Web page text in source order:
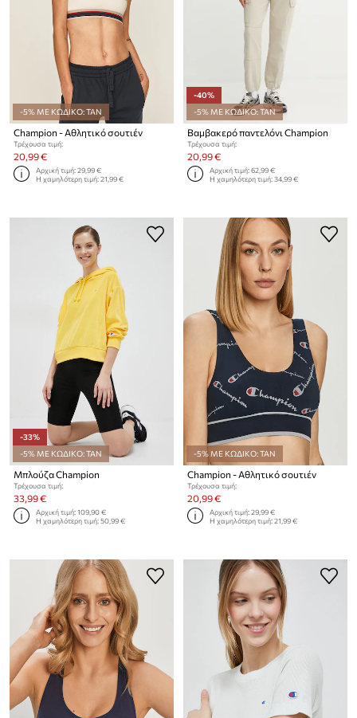
-5% ΜΕ ΚΩΔΙΚΟ: TAN
Champion - Αθλητικό σουτιέν
Τρέχουσα τιμή:
20,99 €
Αρχική τιμή:29,99 €
Η χαμηλότερη τιμή:21,99 €
-40%
-5% ΜΕ ΚΩΔΙΚΟ: TAN
Βαμβακερό παντελόνι Champion
Τρέχουσα τιμή:
20,99 €
Αρχική τιμή:62,99 €
Η χαμηλότερη τιμή:34,99 €
-33%
-5% ΜΕ ΚΩΔΙΚΟ: TAN
Μπλούζα Champion
Τρέχουσα τιμή:
33,99 €
Αρχική τιμή:109,90 €
Η χαμηλότερη τιμή:50,99 €
-5% ΜΕ ΚΩΔΙΚΟ: TAN
Champion - Αθλητικό σουτιέν
Τρέχουσα τιμή:
20,99 €
Αρχική τιμή:29,99 €
Η χαμηλότερη τιμή:21,99 €